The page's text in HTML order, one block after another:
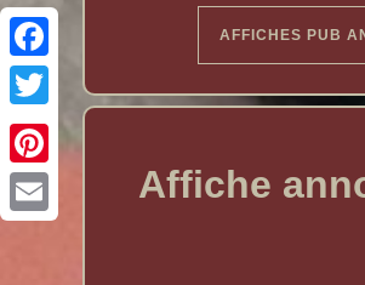
AFFICHES PUB
Affiche